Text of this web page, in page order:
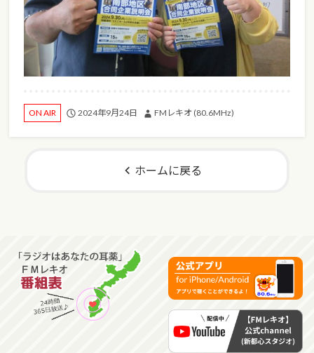
ON AIR 2024年9月24日 FMレキオ (80.6MHz)
ホームに戻る